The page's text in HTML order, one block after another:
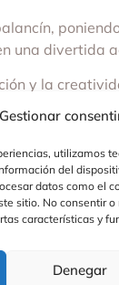
Gestionar
utilizamos
del
datos como el
sitio. No consentir
características y
Denegar
una divertida
y la
los